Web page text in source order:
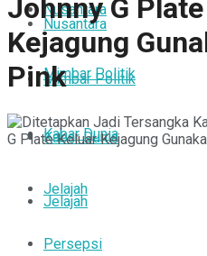
Nusantara
Mimbar Politik
Kabar Dunia
Jelajah
Nusantara
Mimbar Politik
Kabar Dunia
Jelajah
Persepsi
Johnny G
Kejagung
Pink